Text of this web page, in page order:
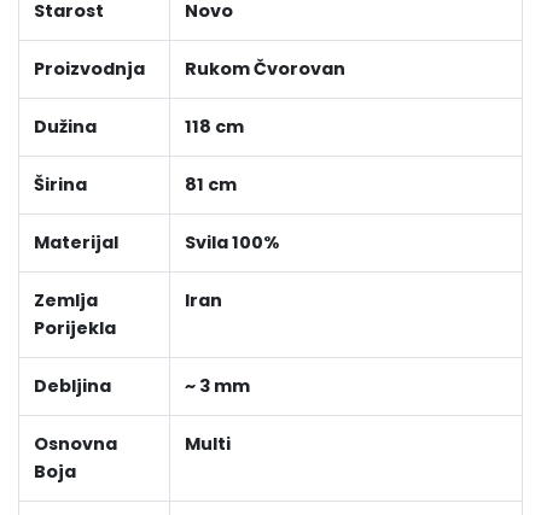
Starost Novo
Proizvodnja Rukom Čvorovan
Dužina 118 cm
Širina 81 cm
Materijal Svila 100%
Zemlja
Porijekla
Iran
Debljina ~ 3 mm
Osnovna
Boja
Multi